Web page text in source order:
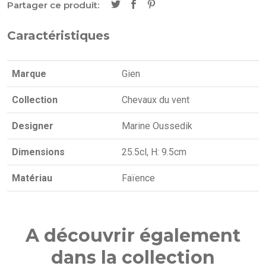
Partager ce produit:
Caractéristiques
Marque Gien
Collection Chevaux du vent
Designer Marine Oussedik
Dimensions 25.5cl, H: 9.5cm
Matériau Faïence
A découvrir également
dans la collection